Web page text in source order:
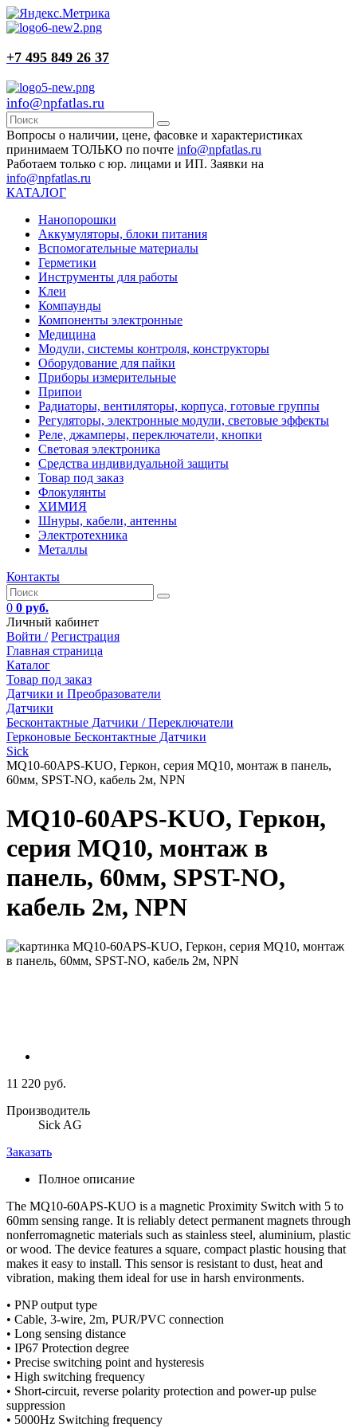
+7 495 849 26 37
info@npfatlas.ru
Вопросы о наличии, цене, фасовке и характеристиках
принимаем ТОЛЬКО по почте info@npfatlas.ru
Работаем только с юр. лицами и ИП. Заявки на
info@npfatlas.ru
КАТАЛОГ
Нанопорошки
Аккумуляторы, блоки питания
Вспомогательные материалы
Герметики
Инструменты для работы
Клеи
Компаунды
Компоненты электронные
Медицина
Модули, системы контроля, конструкторы
Оборудование для пайки
Приборы измерительные
Припои
Радиаторы, вентиляторы, корпуса, готовые группы
Регуляторы, электронные модули, световые эффекты
Реле, джамперы, переключатели, кнопки
Световая электроника
Средства индивидуальной защиты
Товар под заказ
Флокулянты
ХИМИЯ
Шнуры, кабели, антенны
Электротехника
Металлы
Контакты
0 0 руб.
Личный кабинет
Войти / Регистрация
Главная страница
Каталог
Товар под заказ
Датчики и Преобразователи
Датчики
Бесконтактные Датчики / Переключатели
Герконовые Бесконтактные Датчики
Sick
MQ10-60APS-KUO, Геркон, серия MQ10, монтаж в панель,
60мм, SPST-NO, кабель 2м, NPN
MQ10-60APS-KUO, Геркон,
серия MQ10, монтаж в
панель, 60мм, SPST-NO,
кабель 2м, NPN
11 220 руб.
Производитель
Sick AG
Заказать
Полное описание
The MQ10-60APS-KUO is a magnetic Proximity Switch with 5 to
60mm sensing range. It is reliably detect permanent magnets through
nonferromagnetic materials such as stainless steel, aluminium, plastic
or wood. The device features a square, compact plastic housing that
makes it easy to install. This sensor is resistant to dust, heat and
vibration, making them ideal for use in harsh environments.
• PNP output type
• Cable, 3-wire, 2m, PUR/PVC connection
• Long sensing distance
• IP67 Protection degree
• Precise switching point and hysteresis
• High switching frequency
• Short-circuit, reverse polarity protection and power-up pulse
suppression
• 5000Hz Switching frequency